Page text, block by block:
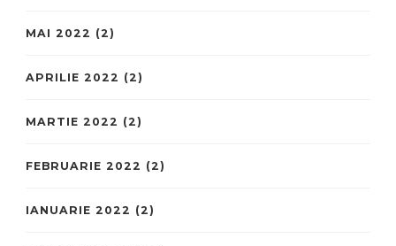
MAI 2022 (2)
APRILIE 2022 (2)
MARTIE 2022 (2)
FEBRUARIE 2022 (2)
IANUARIE 2022 (2)